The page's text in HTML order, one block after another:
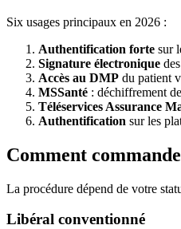
Six usages principaux en 2026 :
Authentification forte sur
Signature électronique
Accès au DMP du patient
MSSanté : déchiffrement
Téléservices Assurance
Authentification sur les
Comment
La procédure dépend de votre
Libéral conventionné